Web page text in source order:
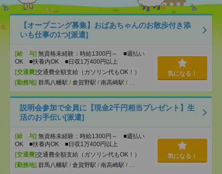
【オープニング募集】おばあちゃんのお散歩付き添
いも仕事の1つ[派遣]
[給 与] 無資格未経験：時給1300円～ ■週払い
OK ■扶養内OK ■日収1万400円以上
[交通費]交通費全額支給（ガソリン代もOK！）
[勤務地] 群馬八幡駅 / 倉賀野駅 / 南高崎駅 / …
気になる！
説明会参加で全員に【現金2千円相当プレゼント】生
活のお手伝い[派遣]
[給 与] 無資格未経験：時給1300円～ ■週払い
OK ■扶養内OK ■日収1万400円以上
[交通費]交通費全額支給（ガソリン代もOK！）
[勤務地] 群馬八幡駅 / 倉賀野駅 / 南高崎駅 / …
気になる！